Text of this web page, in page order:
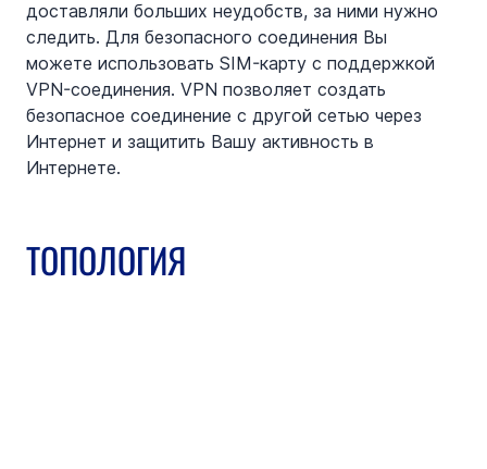
доставляли больших неудобств, за ними нужно
следить. Для безопасного соединения Вы
можете использовать SIM-карту с поддержкой
VPN-соединения. VPN позволяет создать
безопасное соединение с другой сетью через
Интернет и защитить Вашу активность в
Интернете.
ТОПОЛОГИЯ